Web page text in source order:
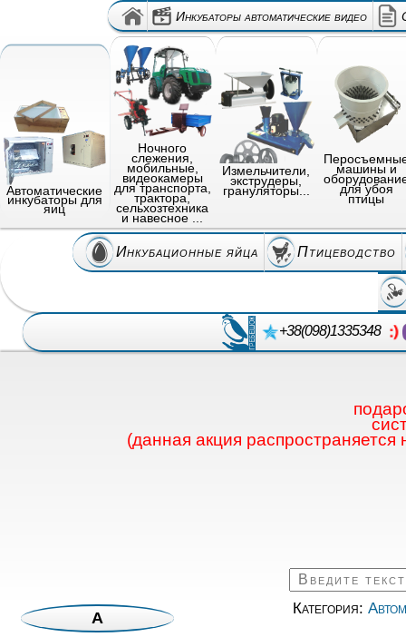
Инкубаторы автоматические видео
Автоматические
инкубаторы для
яиц
Ночного
слежения,
мобильные,
видеокамеры
для транспорта,
трактора,
сельхозтехника
и навесное ...
Измельчители,
экструдеры,
грануляторы...
машины и
для убоя
птицы
Инкубационные яйца Птицеводство
+38(098)1335348
(данная акция
А
Категория: